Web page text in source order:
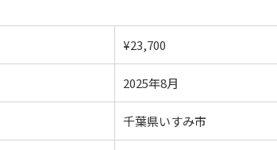
¥23,700
2025年8月
千葉県いすみ市